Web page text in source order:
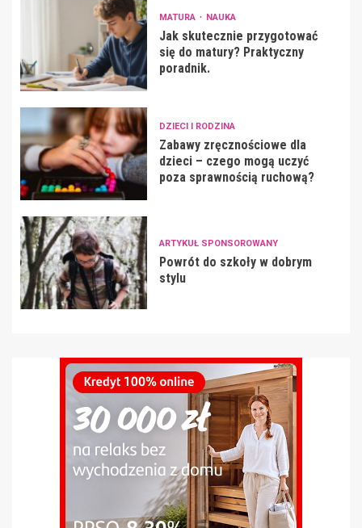
MATURA NAUKA
Jak skutecznie przygotować
się do matury? Praktyczny
poradnik.
DZIECI I RODZINA
Zabawy zręcznościowe dla
dzieci – czego mogą uczyć
poza sprawnością ruchową?
ARTYKUŁ SPONSOROWANY
Powrót do szkoły w dobrym
stylu